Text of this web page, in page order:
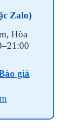
Zalo)
Hòa
giá